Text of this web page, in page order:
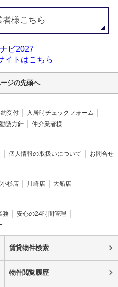
者様こちら
イトはこちら
ジの先頭へ
受付
入居時チェックフォーム
勧誘方針 仲介業者様
個人情報の取扱いについて お問合せ
杉店 川崎店 大船店
務
安心の24時間管理
賃貸物件検索
物件閲覧履歴